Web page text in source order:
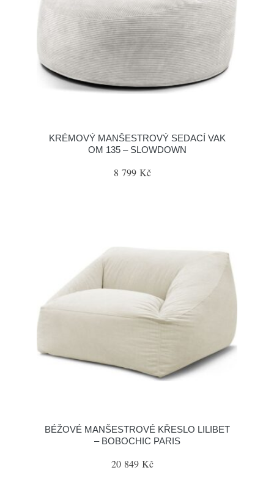
KRÉMOVÝ MANŠESTROVÝ SEDACÍ VAK
OM 135 – SLOWDOWN
8 799 Kč
BÉŽOVÉ MANŠESTROVÉ KŘESLO LILIBET
– BOBOCHIC PARIS
20 849 Kč